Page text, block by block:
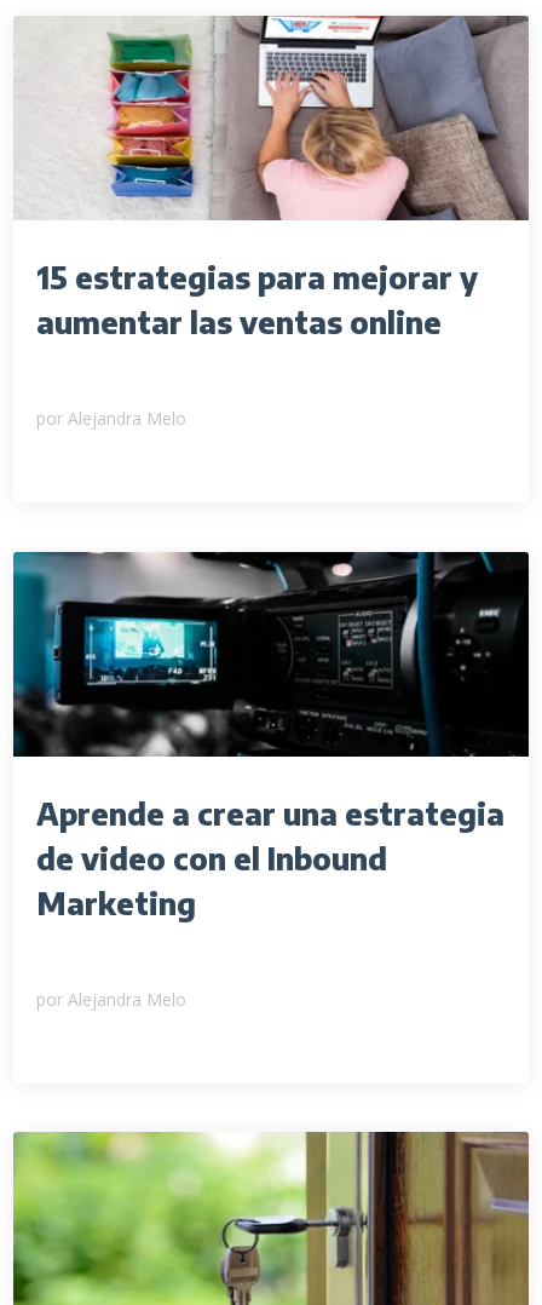
15 estrategias para mejorar y
aumentar las ventas online
porAlejandra Melo
Aprende a crear una estrategia
de video con el Inbound
Marketing
porAlejandra Melo